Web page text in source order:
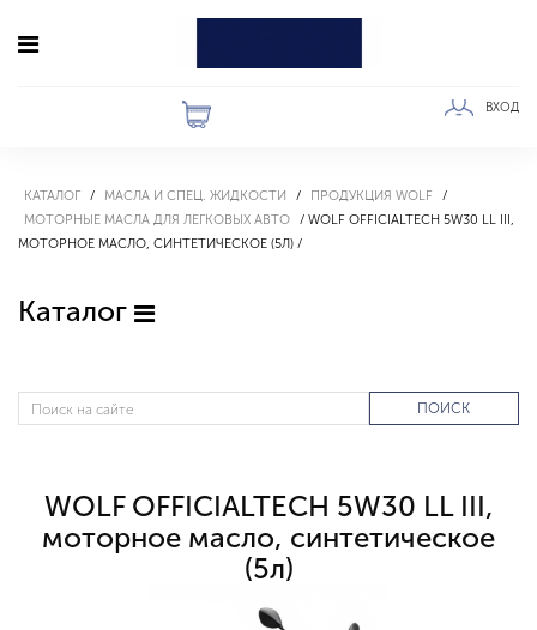
ВХОД
КАТАЛОГ МАСЛА И СПЕЦ. ЖИДКОСТИ
ПРОДУКЦИЯ WOLF
МОТОРНЫЕ МАСЛА ДЛЯ ЛЕГКОВЫХ АВТО
WOLF OFFICIALTECH 5W30 LL III,
МОТОРНОЕ МАСЛО, СИНТЕТИЧЕСКОЕ (5Л)
Каталог
ПОИСК
WOLF OFFICIALTECH 5W30 LL III,
моторное масло, синтетическое
(5л)